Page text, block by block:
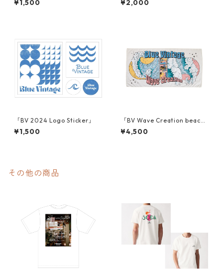
¥1,500 ¥2,000
「BV 2024 Logo Sticker」
¥1,500
「BV Wave Creation beach t
owel」
¥4,500
その他の商品